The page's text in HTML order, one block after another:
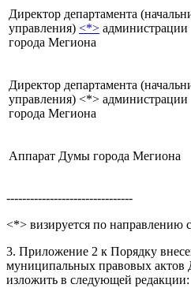
Директор департамента
управления) <*> администрации
города Мегиона
Директор департамента
управления) <*> администрации
города Мегиона
Аппарат Думы города Мегиона
--------------------------------
<*> визируется по направлению
3. Приложение 2 к Порядку
муниципальных правовых
изложить в следующей редакции: